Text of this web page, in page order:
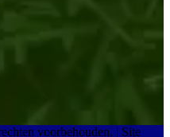
voorbehouden. | Site